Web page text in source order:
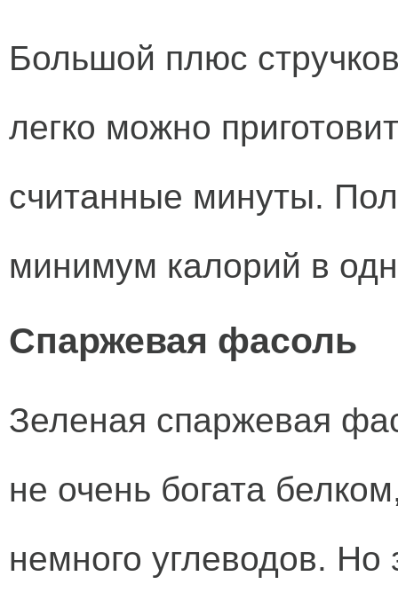
Большой плюс
легко можно
считанные минуты.
минимум калорий в
Спаржевая фасоль
Зеленая спаржевая
не очень богата
немного углеводов. Но